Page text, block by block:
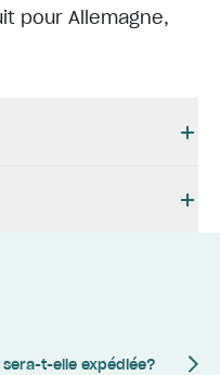
pour Allemagne,
t-elle expédiée?